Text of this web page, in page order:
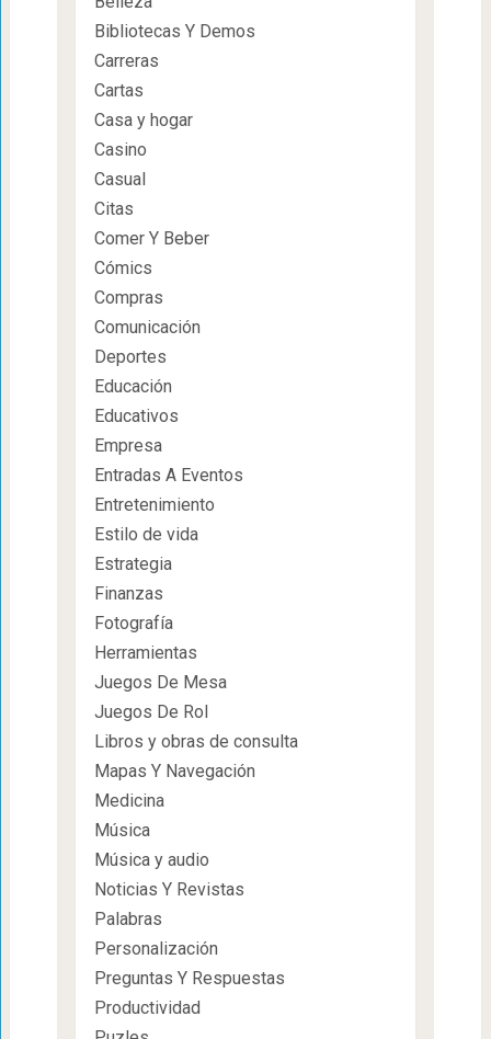
Bibliotecas Y Demos
Carreras
Cartas
Casa y hogar
Casino
Casual
Citas
Comer Y Beber
Cómics
Compras
Comunicación
Deportes
Educación
Educativos
Empresa
Entradas A Eventos
Entretenimiento
Estilo de vida
Estrategia
Finanzas
Fotografía
Herramientas
Juegos De Mesa
Juegos De Rol
Libros y obras de consulta
Mapas Y Navegación
Medicina
Música
Música y audio
Noticias Y Revistas
Palabras
Personalización
Preguntas Y Respuestas
Productividad